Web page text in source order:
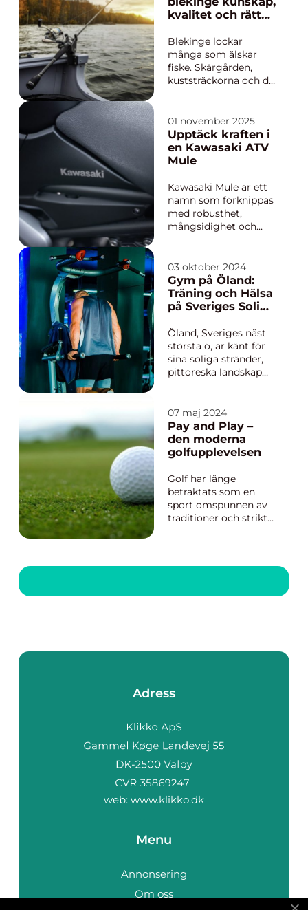
kvalitet och rätt
Blekinge lockar
många som älskar
fiske. Skärgården,
kuststräckorna och de
både nybörjare och
erfarna. För den som
vill lyckas bättre med
sitt fiske spelar valet
större roll än många
tror. Rät...
01 november 2025
Upptäck kraften i
en Kawasaki ATV
Mule
Kawasaki Mule är ett
namn som förknippas
med robusthet,
mångsidighet och
tet. Dessa fordon har
fått en gedigen
följarskara, både bland
dem som arbetar
som...
03 oktober 2024
Gym på Öland:
Träning och Hälsa
på Sveriges Soliga
Öland, Sveriges näst
största ö, är känt för
sina soliga stränder,
pittoreska landskap
bortom
turistattraktionerna
och natursköna
vyerna, finns det ett
07 maj 2024
Pay and Play –
den moderna
golfupplevelsen
Golf har länge
betraktats som en
sport omspunnen av
traditioner och strikta
gjort det möjligt för
spelets glädje utan
Adress
web: www.klikko.dk
Menu
Annonsering
Om oss